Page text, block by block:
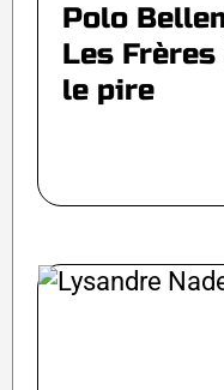
Polo
Les
le pire